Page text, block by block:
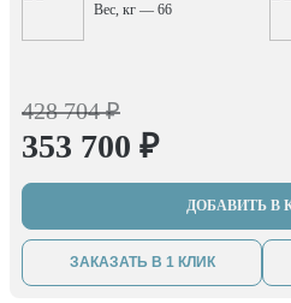
Вес, кг — 66
428 704 ₽
353 700 ₽
ДОБАВИТЬ В
ЗАКАЗАТЬ В 1 КЛИК